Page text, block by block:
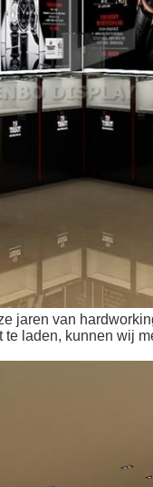
jaren van
laden, kunnen wij